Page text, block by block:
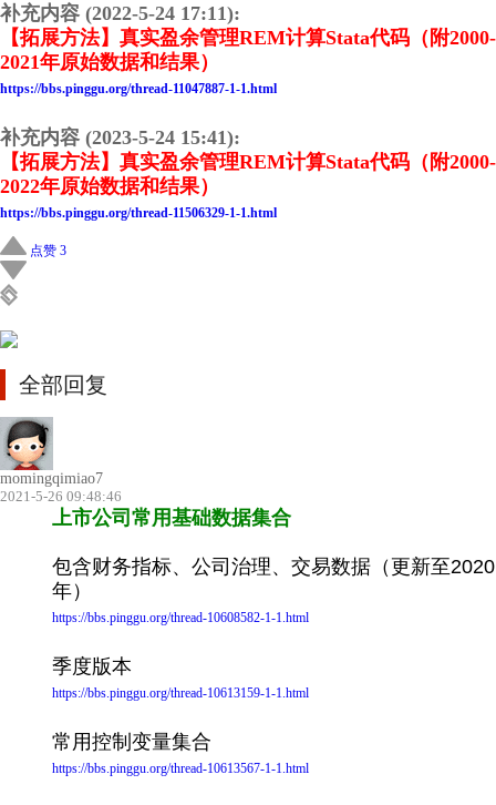
补充内容 (2022-5-24 17:11):
【拓展方法】真实盈余管理REM计算Stata代码（附2000-
2021年原始数据和结果）
https://bbs.pinggu.org/thread-11047887-1-1.html
补充内容 (2023-5-24 15:41):
【拓展方法】真实盈余管理REM计算Stata代码（附2000-
2022年原始数据和结果）
https://bbs.pinggu.org/thread-11506329-1-1.html
点赞 3
全部回复
momingqimiao7
2021-5-26 09:48:46
上市公司常用基础数据集合
包含财务指标、公司治理、交易数据（更新至2020
年）
https://bbs.pinggu.org/thread-10608582-1-1.html
季度版本
https://bbs.pinggu.org/thread-10613159-1-1.html
常用控制变量集合
https://bbs.pinggu.org/thread-10613567-1-1.html